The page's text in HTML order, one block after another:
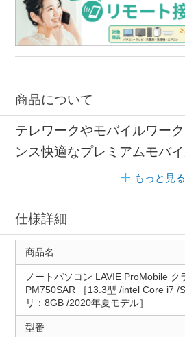
商品について
テレワークやモバイルワー
ンス快適なプレミアムモバ
もっと見る
仕様詳細
商品名
ノートパソコン LAVIE ProMobile ク
PM750SAR ［13.3型 /intel Core i7 /
リ：8GB /2020年夏モデル］
型番